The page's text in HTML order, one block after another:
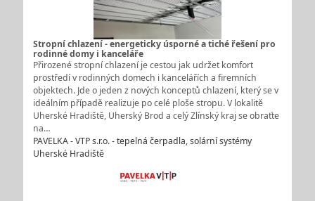
Stropní chlazení - energeticky úsporné a tiché řešení pro
rodinné domy i kanceláře
Přirozené stropní chlazení je cestou jak udržet komfort
prostředí v rodinných domech i kancelářích a firemních
objektech. Jde o jeden z nových konceptů chlazení, který se v
ideálním případě realizuje po celé ploše stropu. V lokalitě
Uherské Hradiště, Uherský Brod a celý Zlínský kraj se obraťte
na…
PAVELKA - VTP s.r.o. - tepelná čerpadla, solární systémy
Uherské Hradiště